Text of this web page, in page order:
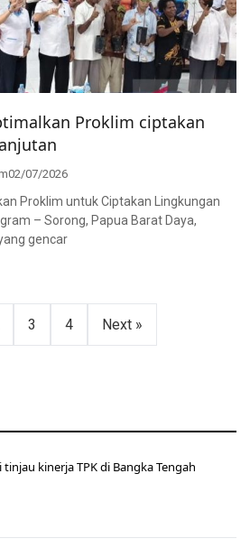
Proklim ciptakan
02/07/2026
Proklim untuk Ciptakan Lingkungan
– Sorong, Papua Barat Daya,
gencar
3 4 Next »
kinerja TPK di Bangka Tengah